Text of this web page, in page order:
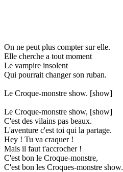
On ne peut plus compter sur elle.
Elle cherche a tout moment
Le vampire insolent
Qui pourrait changer son ruban.
Le Croque-monstre show. [show]
Le Croque-monstre show, [show]
C'est des vilains pas beaux.
L'aventure c'est toi qui la partage.
Hey ! Tu va craquer !
Mais il faut t'accrocher !
C'est bon le Croque-monstre,
C'est bon les Croques-monstre show.